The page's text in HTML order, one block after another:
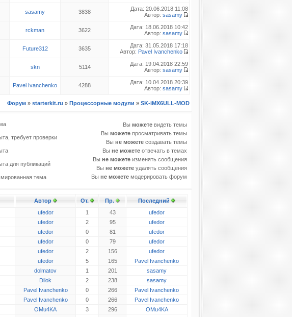
sasamy 3838
Дата: 20.06.2018 11:08
Автор: sasamy
rckman 3622
Дата: 18.06.2018 10:42
Автор: sasamy
Future312 3635
Дата: 31.05.2018 17:18
Автор: Pavel Ivanchenko
skn 5114
Дата: 19.04.2018 22:59
Автор: sasamy
Pavel Ivanchenko 4288
Дата: 10.04.2018 20:39
Автор: sasamy
Форум » starterkit.ru » Процессорные модули » SK-iMX6ULL-MOD
Вы можете видеть темы
Вы можете просматривать темы
Вы не можете создавать темы
Вы не можете отвечать в темах
Вы не можете изменять сообщения
Вы не можете удалять сообщения
Вы не можете модерировать форум
требует проверки
для публикаций
тема
Автор От. Пр.
Последний
ufedor 1 43
ufedor
ufedor 2 95
ufedor
ufedor 0 81
ufedor
ufedor 0 79
ufedor
ufedor 2 156
ufedor
ufedor 5 165
Pavel Ivanchenko
dolmatov 1 201
sasamy
Dilok 2 238
sasamy
Pavel Ivanchenko 0 266
Pavel Ivanchenko
Pavel Ivanchenko 0 266
Pavel Ivanchenko
OMu4KA 3 296
OMu4KA